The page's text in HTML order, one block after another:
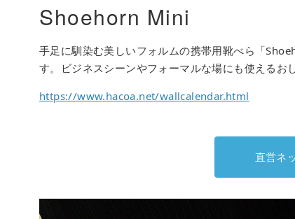
Shoehorn Mini
手足に馴染む美しいフォルムの携帯用靴べら「
す。ビジネスシーンやフォーマルな場にも使えるお
https://www.hacoa.net/wallcalendar.html
直営ネ